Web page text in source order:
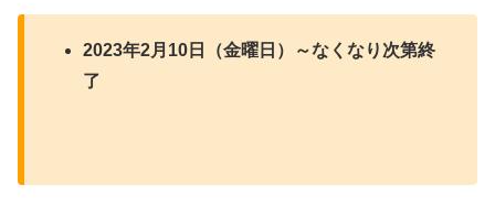
2023年2月10日（金曜日）～なくなり次第終
了